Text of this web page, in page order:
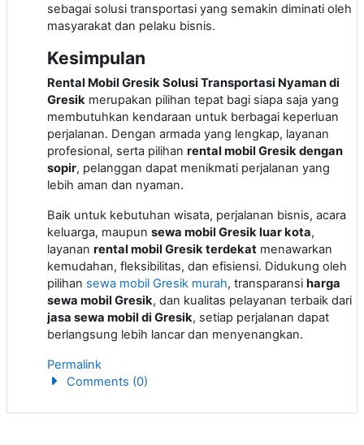
sebagai solusi transportasi yang semakin diminati oleh
masyarakat dan pelaku bisnis.
Kesimpulan
Rental Mobil Gresik Solusi Transportasi Nyaman di
Gresik merupakan pilihan tepat bagi siapa saja yang
membutuhkan kendaraan untuk berbagai keperluan
perjalanan. Dengan armada yang lengkap, layanan
profesional, serta pilihan rental mobil Gresik dengan
sopir, pelanggan dapat menikmati perjalanan yang
lebih aman dan nyaman.
Baik untuk kebutuhan wisata, perjalanan bisnis, acara
keluarga, maupun sewa mobil Gresik luar kota,
layanan rental mobil Gresik terdekat menawarkan
kemudahan, fleksibilitas, dan efisiensi. Didukung oleh
pilihan sewa mobil Gresik murah, transparansi harga
sewa mobil Gresik, dan kualitas pelayanan terbaik dari
jasa sewa mobil di Gresik, setiap perjalanan dapat
berlangsung lebih lancar dan menyenangkan.
Permalink
Comments (0)